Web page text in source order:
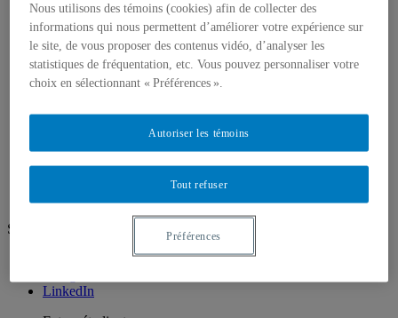
Équipes et unités de recherche
Régles d’éthique
Axes de recherche
Publications
Mémoires et thèses
Laboratoires
Géographie à UQAM.tv
Revue de presse
Nous joindre
Suivez-nous
LinkedIn
Nous utilisons des témoins (cookies) afin de collecter des
informations qui nous permettent d’améliorer votre expérience sur
le site, de vous proposer des contenus vidéo, d’analyser les
statistiques de fréquentation, etc. Vous pouvez personnaliser votre
choix en sélectionnant « Préférences ».
Tout refuser
Autoriser les témoins
Préférences